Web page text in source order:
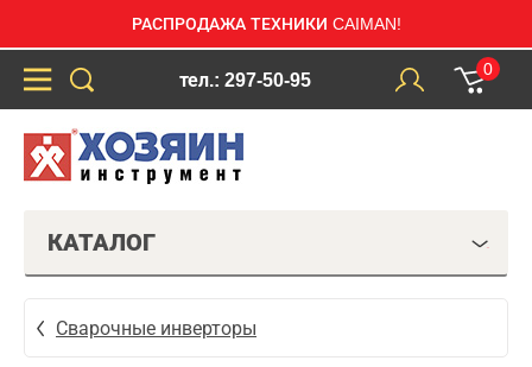
РАСПРОДАЖА ТЕХНИКИ CAIMAN!
тел.: 297-50-95
0
КАТАЛОГ
Сварочные инверторы